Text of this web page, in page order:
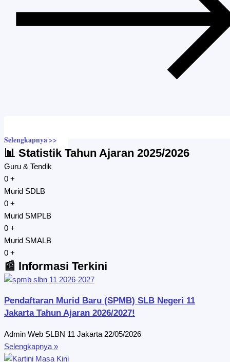
Selengkapnya >>
📊 Statistik Tahun Ajaran 2025/2026
Guru & Tendik​
0 +
Murid SDLB
0 +
Murid SMPLB
0 +
Murid SMALB
0 +
📰 Informasi Terkini
Pendaftaran Murid Baru (SPMB) SLB Negeri 11
Jakarta Tahun Ajaran 2026/2027!
Admin Web SLBN 11 Jakarta22/05/2026
Selengkapnya »